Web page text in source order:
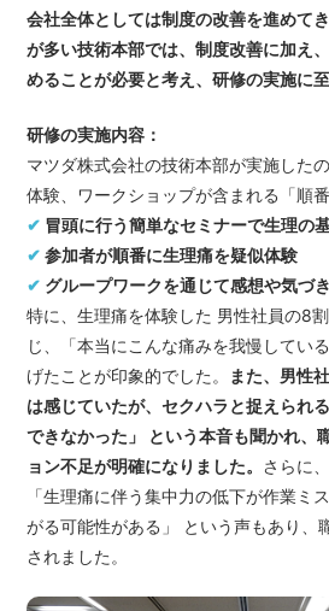
会社全体としては制度の改善を進めて
が多い技術本部では、制度改善に加え
めることが必要と考え、研修の実施に至
研修の実施内容：
マツダ株式会社の技術本部が実施した
体験、ワークショップが含まれる「順
✔ 冒頭に行う簡単なセミナーで生理の
✔ 参加者が順番に生理痛を疑似体験
✔ グループワークを通じて感想や気づ
特に、生理痛を体験した 男性社員の8
じ、「本当にこんな痛みを我慢してい
げたことが印象的でした。
また、男性
は感じていたが、セクハラと捉えられ
できなかった」 という本音も聞かれ、
ョン不足が明確になりました。 さらに
「生理痛に伴う集中力の低下が作業ミ
がる可能性がある」 という声もあり、
されました。